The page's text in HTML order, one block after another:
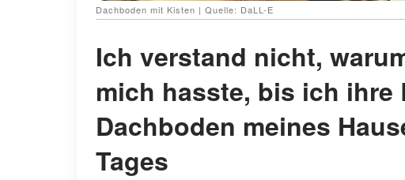
Dachboden mit Kisten | Quelle: DaLL-E
Ich verstand nicht,
mich hasste, bis ich ihre
Dachboden meines
Tages